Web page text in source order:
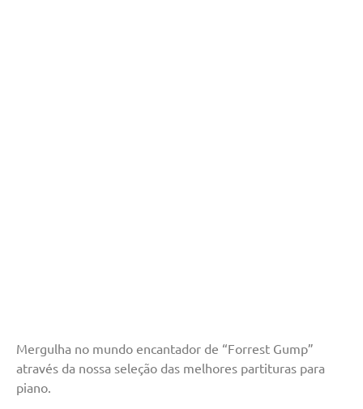
Mergulha no mundo encantador de “Forrest Gump”
através da nossa seleção das melhores partituras para
piano.